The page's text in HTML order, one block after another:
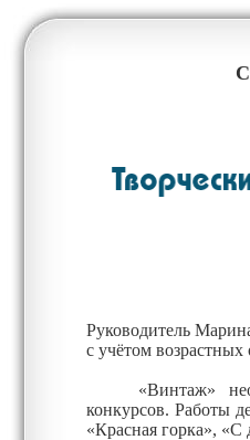
Руководитель
с учётом возрастных
«Винтаж»
конкурсов. Работы
«Красная горка»,